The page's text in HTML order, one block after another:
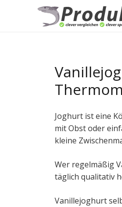
Joghurt ist eine
mit Obst oder
kleine
Wer regelmäßig
täglich qualitativ
Vanillejoghurt